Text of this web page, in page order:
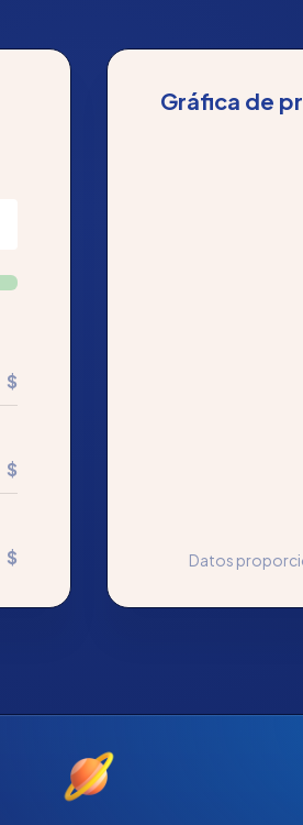
$
$
$
Gráfica de
Datos